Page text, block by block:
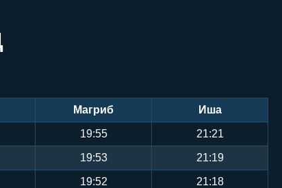
Магриб Иша
19:55 21:21
19:53 21:19
19:52 21:18